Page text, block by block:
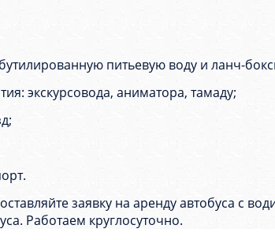
питьевую воду и ланч-
экскурсовода, аниматора, тамаду;
заявку на аренду автобуса с
Работаем круглосуточно.